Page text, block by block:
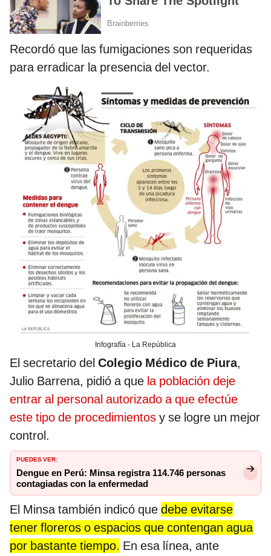
Recordó que las fumigaciones son requeridas
para erradicar la presencia del vector.
Infografía - La República
El secretario del Colegio Médico de Piura,
Julio Barrena, pidió a que la población deje
entrar al personal autorizado a que efectúe
este tipo de procedimientos y se logre un mejor
control.
PUEDES VER:
Dengue en Perú: Minsa registra 114.746 personas
contagiadas con la enfermedad
El Minsa también indicó que debe evitarse
tener floreros o espacios que contengan agua
por bastante tiempo. En esa línea, ante